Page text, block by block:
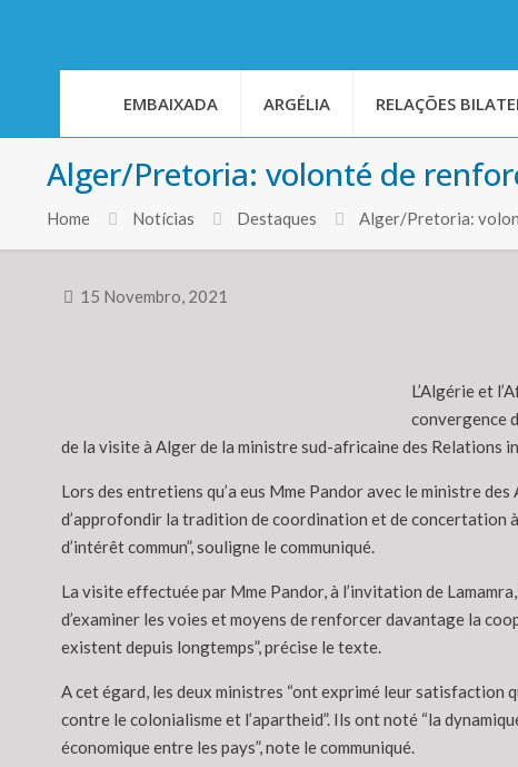
EMBAIXADA ARGÉLIA RELAÇÕES
Alger/Pretoria: volonté de
Home Notícias Destaques Alger/Pretoria:
15 Novembro, 2021
L’Algérie et
convergence
de la visite à Alger de la ministre sud-africaine des Relations
Lors des entretiens qu’a eus Mme Pandor avec le ministre
d’approfondir la tradition de coordination et de concertation
d’intérêt commun”, souligne le communiqué.
La visite effectuée par Mme Pandor, à l’invitation de
d’examiner les voies et moyens de renforcer davantage la
existent depuis longtemps”, précise le texte.
A cet égard, les deux ministres “ont exprimé leur
contre le colonialisme et l’apartheid”. Ils ont noté “la
économique entre les pays”, note le communiqué.